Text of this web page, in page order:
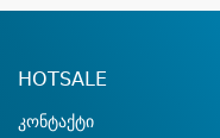
HOTSALE
კონტაქტი